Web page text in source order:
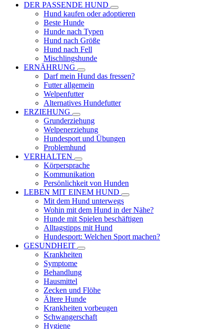
DER PASSENDE HUND
Hund kaufen oder adoptieren
Beste Hunde
Hunde nach Typen
Hund nach Größe
Hund nach Fell
Mischlingshunde
ERNÄHRUNG
Darf mein Hund das fressen?
Futter allgemein
Welpenfutter
Alternatives Hundefutter
ERZIEHUNG
Grunderziehung
Welpenerziehung
Hundesport und Übungen
Problemhund
VERHALTEN
Körpersprache
Kommunikation
Persönlichkeit von Hunden
LEBEN MIT EINEM HUND
Mit dem Hund unterwegs
Wohin mit dem Hund in der Nähe?
Hunde mit Spielen beschäftigen
Alltagstipps mit Hund
Hundesport: Welchen Sport machen?
GESUNDHEIT
Krankheiten
Symptome
Behandlung
Hausmittel
Zecken und Flöhe
Ältere Hunde
Krankheiten vorbeugen
Schwangerschaft
Hygiene